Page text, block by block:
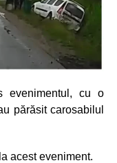
evenimentul, cu o
părăsit carosabilul
acest eveniment.